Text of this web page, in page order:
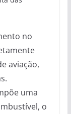
no
aviação,
uma
o